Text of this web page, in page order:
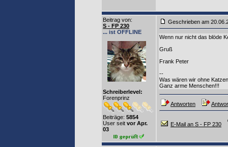
Beitrag von:
S - FP 230
... ist OFFLINE
Schreiberlevel:
Forenprinz
Beiträge: 5854
User seit vor Apr.
03
Geschrieben am
Wenn nur nicht das blöde
Gruß
Frank Peter
--
Was wären wir ohne
Ganz arme Menschen!!!
Antworten
E-Mail an S - FP 230